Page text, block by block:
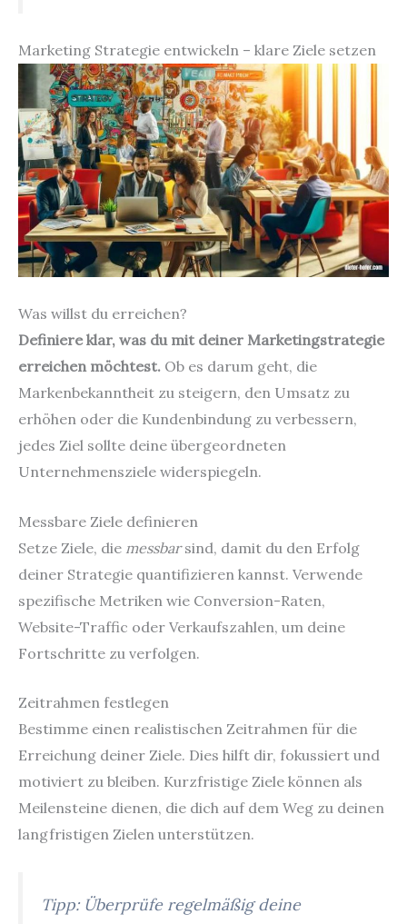
Marketing Strategie entwickeln – klare Ziele setzen
Was willst du erreichen?
Definiere klar, was du mit deiner Marketingstrategie
erreichen möchtest. Ob es darum geht, die
Markenbekanntheit zu steigern, den Umsatz zu
erhöhen oder die Kundenbindung zu verbessern,
jedes Ziel sollte deine übergeordneten
Unternehmensziele widerspiegeln.
Messbare Ziele definieren
Setze Ziele, die messbarsind, damit du den Erfolg
deiner Strategie quantifizieren kannst. Verwende
spezifische Metriken wie Conversion-Raten,
Website-Traffic oder Verkaufszahlen, um deine
Fortschritte zu verfolgen.
Zeitrahmen festlegen
Bestimme einen realistischen Zeitrahmen für die
Erreichung deiner Ziele. Dies hilft dir, fokussiert und
motiviert zu bleiben. Kurzfristige Ziele können als
Meilensteine dienen, die dich auf dem Weg zu deinen
langfristigen Zielen unterstützen.
Tipp: Überprüfe regelmäßig deine